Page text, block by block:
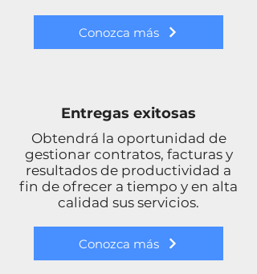
Conozca más
Entregas exitosas
Obtendrá la oportunidad de
gestionar contratos, facturas y
resultados de productividad a
fin de ofrecer a tiempo y en alta
calidad sus servicios.
Conozca más